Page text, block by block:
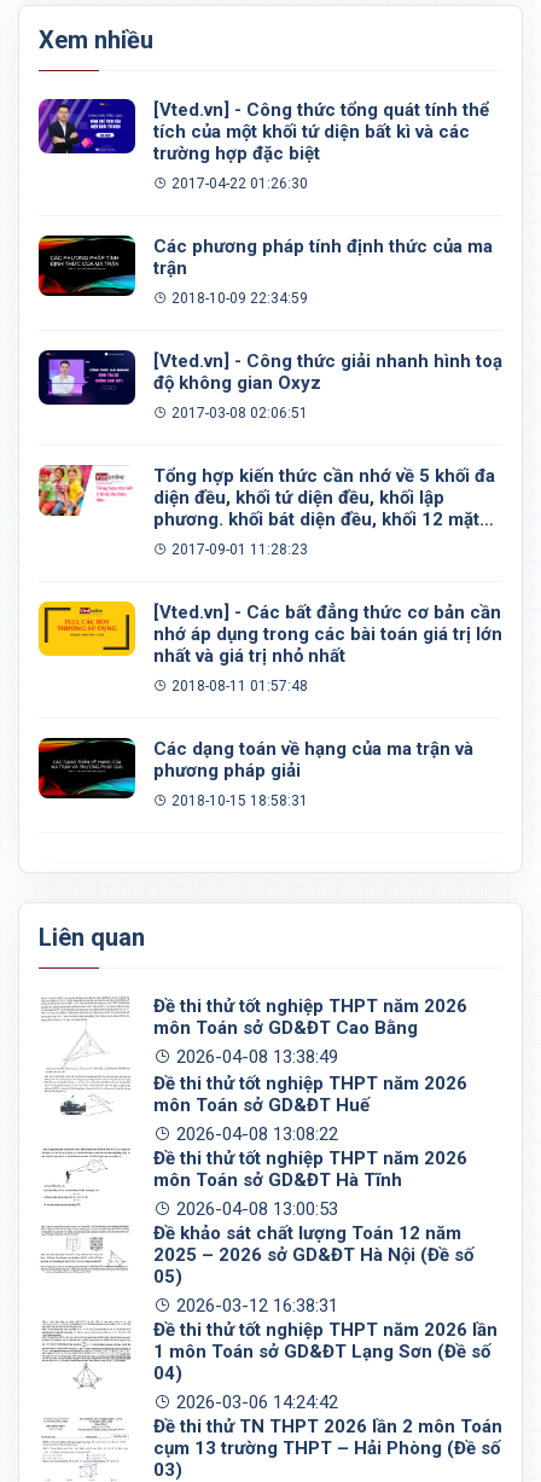
Xem nhiều
[Vted.vn] - Công thức tổng quát tính thể
tích của một khối tứ diện bất kì và các
trường hợp đặc biệt
2017-04-22 01:26:30
Các phương pháp tính định thức của ma
trận
2018-10-09 22:34:59
[Vted.vn] - Công thức giải nhanh hình toạ
độ không gian Oxyz
2017-03-08 02:06:51
Tổng hợp kiến thức cần nhớ về 5 khối đa
diện đều, khối tứ diện đều, khối lập
phương. khối bát diện đều, khối 12 mặt
đều, khối 20 mặt đều
2017-09-01 11:28:23
[Vted.vn] - Các bất đẳng thức cơ bản cần
nhớ áp dụng trong các bài toán giá trị lớn
nhất và giá trị nhỏ nhất
2018-08-11 01:57:48
Các dạng toán về hạng của ma trận và
phương pháp giải
2018-10-15 18:58:31
Liên quan
Đề thi thử tốt nghiệp THPT năm 2026
môn Toán sở GD&ĐT Cao Bằng
2026-04-08 13:38:49
Đề thi thử tốt nghiệp THPT năm 2026
môn Toán sở GD&ĐT Huế
2026-04-08 13:08:22
Đề thi thử tốt nghiệp THPT năm 2026
môn Toán sở GD&ĐT Hà Tĩnh
2026-04-08 13:00:53
Đề khảo sát chất lượng Toán 12 năm
2025 – 2026 sở GD&ĐT Hà Nội (Đề số
05)
2026-03-12 16:38:31
Đề thi thử tốt nghiệp THPT năm 2026 lần
1 môn Toán sở GD&ĐT Lạng Sơn (Đề số
04)
2026-03-06 14:24:42
Đề thi thử TN THPT 2026 lần 2 môn Toán
cụm 13 trường THPT – Hải Phòng (Đề số
03)